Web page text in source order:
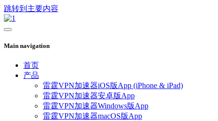
跳转到主要内容
Main navigation
首页
产品
雷霆VPN加速器iOS版App (iPhone & iPad)
雷霆VPN加速器安卓版App
雷霆VPN加速器Windows版App
雷霆VPN加速器macOS版App